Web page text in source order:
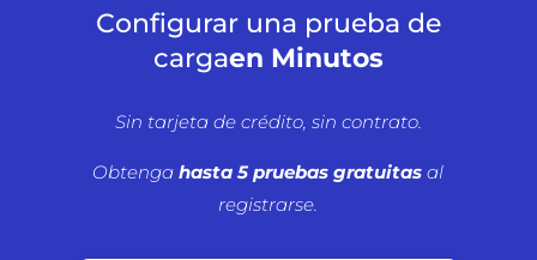
Configurar una prueba de
cargaen Minutos
Sin tarjeta de crédito, sin contrato.
Obtengahasta 5 pruebas gratuitas al
registrarse.